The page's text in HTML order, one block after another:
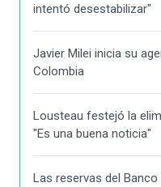
intentó desestabilizar"
Javier Milei inicia su
Colombia
Lousteau festejó la
"Es una buena noticia"
Las reservas del